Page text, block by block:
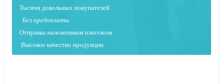
Тысячи довольных покупателей
Без предоплаты
Отправка наложенным платежом
Высокое качество продукции